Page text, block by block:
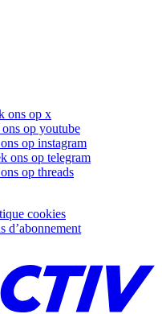
ons op x
op youtube
op instagram
ons op telegram
op threads
cookies
d’abonnement